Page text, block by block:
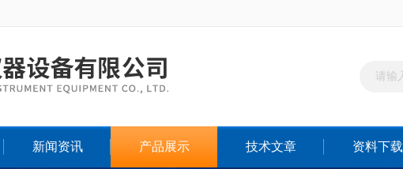
新闻资讯 产品展示 技术文章 资料下载